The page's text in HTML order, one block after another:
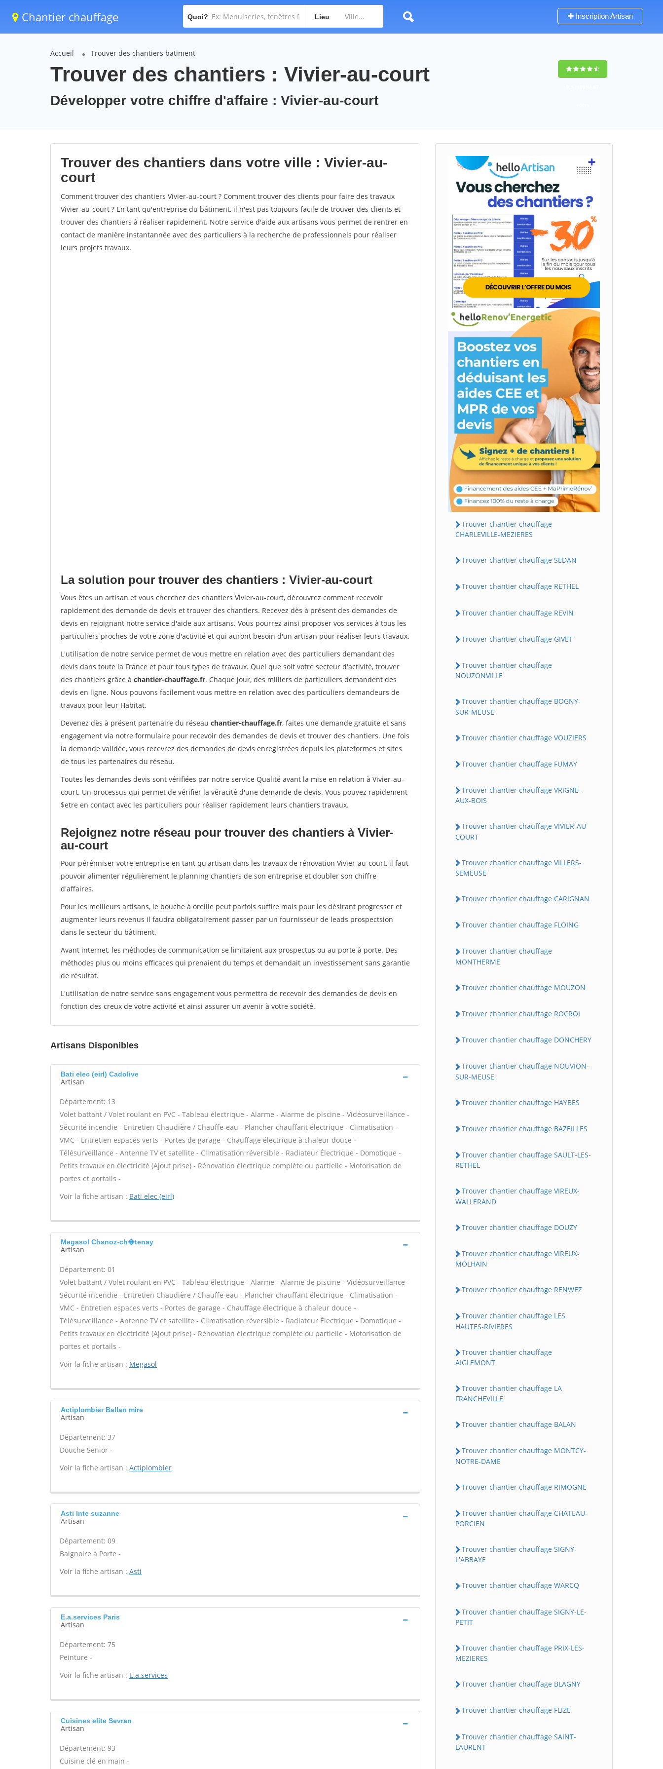
Chantier chauffage Quoi? Lieu Inscription Artisan
Accueil Trouver des chantiers batiment
Trouver des chantiers : Vivier-au-court
Développer votre chiffre d'affaire : Vivier-au-court
Trouver des chantiers dans votre ville : Vivier-au-
court
Comment trouver des chantiers Vivier-au-court ? Comment trouver des clients pour faire des travaux
Vivier-au-court ? En tant qu'entreprise du bâtiment, il n'est pas toujours facile de trouver des clients et
trouver des chantiers à réaliser rapidement. Notre service d'aide aux artisans vous permet de rentrer en
contact de manière instantannée avec des particuliers à la recherche de professionnels pour réaliser
leurs projets travaux.
La solution pour trouver des chantiers : Vivier-au-court
Vous êtes un artisan et vous cherchez des chantiers Vivier-au-court, découvrez comment recevoir
rapidement des demande de devis et trouver des chantiers. Recevez dès à présent des demandes de
devis en rejoignant notre service d'aide aux artisans. Vous pourrez ainsi proposer vos services à tous les
particuliers proches de votre zone d'activité et qui auront besoin d'un artisan pour réaliser leurs travaux.
L'utilisation de notre service permet de vous mettre en relation avec des particuliers demandant des
devis dans toute la France et pour tous types de travaux. Quel que soit votre secteur d'activité, trouver
des chantiers grâce à chantier-chauffage.fr. Chaque jour, des milliers de particuliers demandent des
devis en ligne. Nous pouvons facilement vous mettre en relation avec des particuliers demandeurs de
travaux pour leur Habitat.
Devenez dès à présent partenaire du réseau chantier-chauffage.fr, faites une demande gratuite et sans
engagement via notre formulaire pour recevoir des demandes de devis et trouver des chantiers. Une fois
la demande validée, vous recevrez des demandes de devis enregistrées depuis les plateformes et sites
de tous les partenaires du réseau.
Toutes les demandes devis sont vérifiées par notre service Qualité avant la mise en relation à Vivier-au-
court. Un processus qui permet de vérifier la véracité d'une demande de devis. Vous pouvez rapidement
$etre en contact avec les particuliers pour réaliser rapidement leurs chantiers travaux.
Rejoignez notre réseau pour trouver des chantiers à Vivier-
au-court
Pour pérénniser votre entreprise en tant qu'artisan dans les travaux de rénovation Vivier-au-court, il faut
pouvoir alimenter régulièrement le planning chantiers de son entreprise et doubler son chiffre
d'affaires.
Pour les meilleurs artisans, le bouche à oreille peut parfois suffire mais pour les désirant progresser et
augmenter leurs revenus il faudra obligatoirement passer par un fournisseur de leads prospectsion
dans le secteur du bâtiment.
Avant internet, les méthodes de communication se limitaient aux prospectus ou au porte à porte. Des
méthodes plus ou moins efficaces qui prenaient du temps et demandait un investissement sans garantie
de résultat.
L'utilisation de notre service sans engagement vous permettra de recevoir des demandes de devis en
fonction des creux de votre activité et ainsi assurer un avenir à votre société.
Artisans Disponibles
Bati elec (eirl) Cadolive
Artisan
Département: 13
Volet battant / Volet roulant en PVC - Tableau électrique - Alarme - Alarme de piscine - Vidéosurveillance -
Sécurité incendie - Entretien Chaudière / Chauffe-eau - Plancher chauffant électrique - Climatisation -
VMC - Entretien espaces verts - Portes de garage - Chauffage électrique à chaleur douce -
Télésurveillance - Antenne TV et satellite - Climatisation réversible - Radiateur Électrique - Domotique -
Petits travaux en électricité (Ajout prise) - Rénovation électrique complète ou partielle - Motorisation de
portes et portails -
Voir la fiche artisan : Bati elec (eirl)
Megasol Chanoz-ch�tenay
Artisan
Département: 01
Volet battant / Volet roulant en PVC - Tableau électrique - Alarme - Alarme de piscine - Vidéosurveillance -
Sécurité incendie - Entretien Chaudière / Chauffe-eau - Plancher chauffant électrique - Climatisation -
VMC - Entretien espaces verts - Portes de garage - Chauffage électrique à chaleur douce -
Télésurveillance - Antenne TV et satellite - Climatisation réversible - Radiateur Électrique - Domotique -
Petits travaux en électricité (Ajout prise) - Rénovation électrique complète ou partielle - Motorisation de
portes et portails -
Voir la fiche artisan : Megasol
Actiplombier Ballan mire
Artisan
Département: 37
Douche Senior -
Voir la fiche artisan : Actiplombier
Asti Inte suzanne
Artisan
Département: 09
Baignoire à Porte -
Voir la fiche artisan : Asti
E.a.services Paris
Artisan
Département: 75
Peinture -
Voir la fiche artisan : E.a.services
Cuisines elite Sevran
Artisan
Département: 93
Cuisine clé en main -
Trouver chantier chauffage
CHARLEVILLE-MEZIERES
Trouver chantier chauffage SEDAN
Trouver chantier chauffage RETHEL
Trouver chantier chauffage REVIN
Trouver chantier chauffage GIVET
Trouver chantier chauffage
NOUZONVILLE
Trouver chantier chauffage BOGNY-
SUR-MEUSE
Trouver chantier chauffage VOUZIERS
Trouver chantier chauffage FUMAY
Trouver chantier chauffage VRIGNE-
AUX-BOIS
Trouver chantier chauffage VIVIER-AU-
COURT
Trouver chantier chauffage VILLERS-
SEMEUSE
Trouver chantier chauffage CARIGNAN
Trouver chantier chauffage FLOING
Trouver chantier chauffage
MONTHERME
Trouver chantier chauffage MOUZON
Trouver chantier chauffage ROCROI
Trouver chantier chauffage DONCHERY
Trouver chantier chauffage NOUVION-
SUR-MEUSE
Trouver chantier chauffage HAYBES
Trouver chantier chauffage BAZEILLES
Trouver chantier chauffage SAULT-LES-
RETHEL
Trouver chantier chauffage VIREUX-
WALLERAND
Trouver chantier chauffage DOUZY
Trouver chantier chauffage VIREUX-
MOLHAIN
Trouver chantier chauffage RENWEZ
Trouver chantier chauffage LES
HAUTES-RIVIERES
Trouver chantier chauffage
AIGLEMONT
Trouver chantier chauffage LA
FRANCHEVILLE
Trouver chantier chauffage BALAN
Trouver chantier chauffage MONTCY-
NOTRE-DAME
Trouver chantier chauffage RIMOGNE
Trouver chantier chauffage CHATEAU-
PORCIEN
Trouver chantier chauffage SIGNY-
L'ABBAYE
Trouver chantier chauffage WARCQ
Trouver chantier chauffage SIGNY-LE-
PETIT
Trouver chantier chauffage PRIX-LES-
MEZIERES
Trouver chantier chauffage BLAGNY
Trouver chantier chauffage FLIZE
Trouver chantier chauffage SAINT-
LAURENT